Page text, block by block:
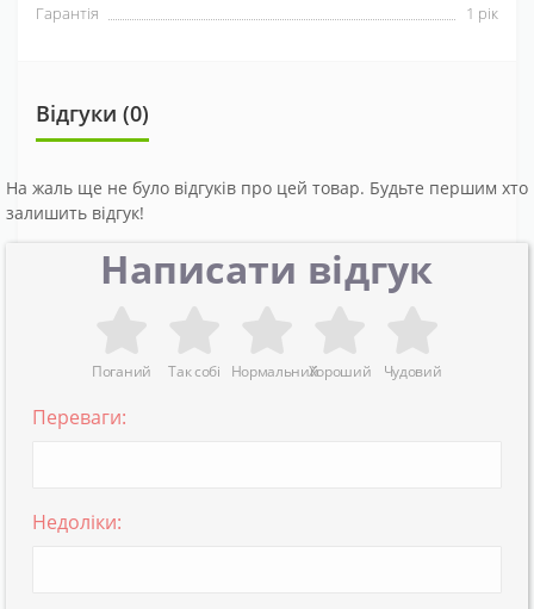
Гарантія
1 рік
Відгуки (0)
На жаль ще не було відгуків про цей товар. Будьте першим хто
залишить відгук!
Написати відгук
Поганий Так собі НормальнийХороший Чудовий
Переваги:
Недоліки: